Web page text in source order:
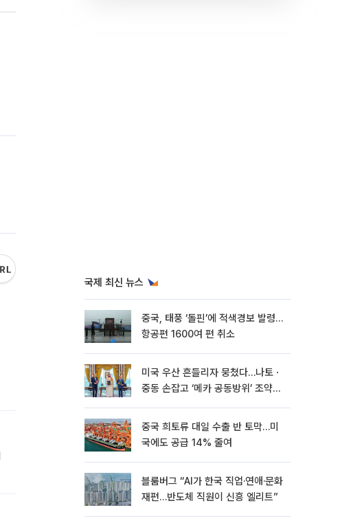
국제 최신 뉴스
중국, 태풍 ‘돌핀’에 적색경보 발령…
항공편 1600여 편 취소
미국 우산 흔들리자 뭉쳤다…나토ㆍ
중동 손잡고 ‘메카 공동방위’ 조약
중국 희토류 대일 수출 반 토막…미
국에도 공급 14% 줄여
블룸버그 “AI가 한국 직업·연애·문화
재편…반도체 직원이 신흥 엘리트”